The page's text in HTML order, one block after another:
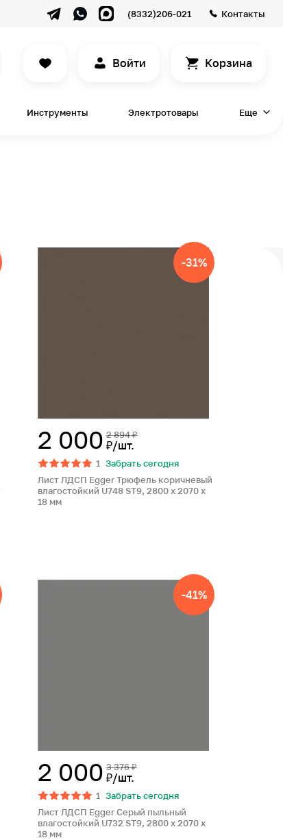
(8332)206-021 Контакты
Войти Корзина
Инструменты Электротовары Еще
-31%
2 894 ₽
2 000 ₽/шт.
1 Забрать сегодня
Лист ЛДСП Egger Трюфель коричневый
влагостойкий U748 ST9, 2800 x 2070 x
18 мм
-41%
3 376 ₽
2 000 ₽/шт.
1 Забрать сегодня
Лист ЛДСП Egger Серый пыльный
влагостойкий U732 ST9, 2800 x 2070 x
18 мм